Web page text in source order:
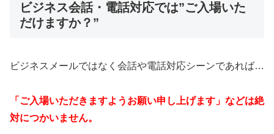
ビジネス会話・電話対応では”ご入場いた
だけますか？”
ビジネスメールではなく会話や電話対応シーンであれば…
「ご入場いただきますようお願い申し上げます」などは絶
対につかいません。